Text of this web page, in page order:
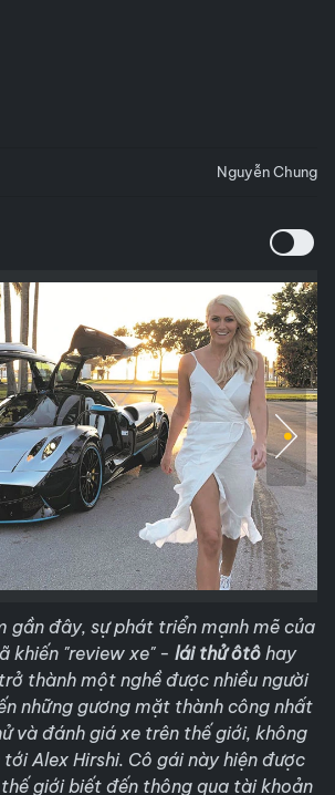
Nguyễn Chung
gần đây, sự phát triển mạnh mẽ của
khiến "review xe" - lái thử ôtô hay
thành một nghề được nhiều người
những gương mặt thành công nhất
và đánh giá xe trên thế giới, không
Alex Hirshi. Cô gái này hiện được
giới biết đến thông qua tài khoản